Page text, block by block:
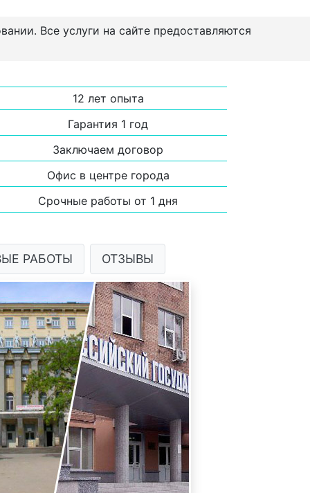
Все услуги на сайте предоставляются
12 лет опыта
Гарантия 1 год
Заключаем договор
Офис в центре города
Срочные работы от 1 дня
РАБОТЫ ОТЗЫВЫ